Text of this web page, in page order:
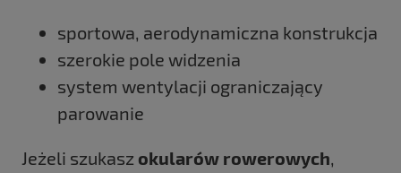
sportowa, aerodynamiczna konstrukcja
szerokie pole widzenia
system wentylacji ograniczający
parowanie
Jeżeli szukasz okularów rowerowych,